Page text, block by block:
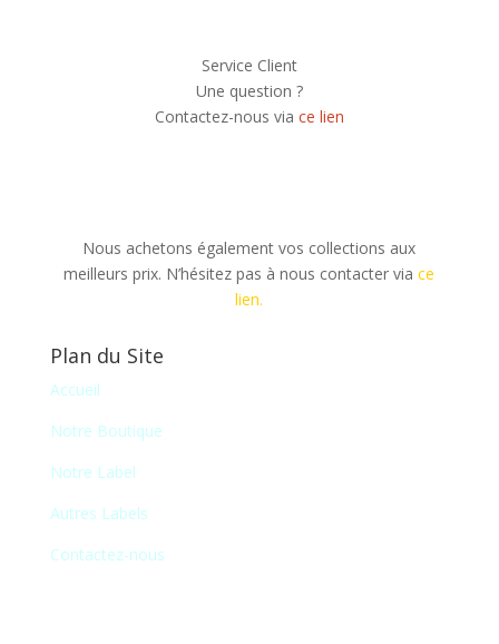
Service Client
Une question ?
Contactez-nous via ce lien
Nous achetons également vos collections aux
meilleurs prix. N’hésitez pas à nous contacter viace
lien.
Plan du Site
Accueil
Notre Boutique
Notre Label
Autres Labels
Contactez-nous